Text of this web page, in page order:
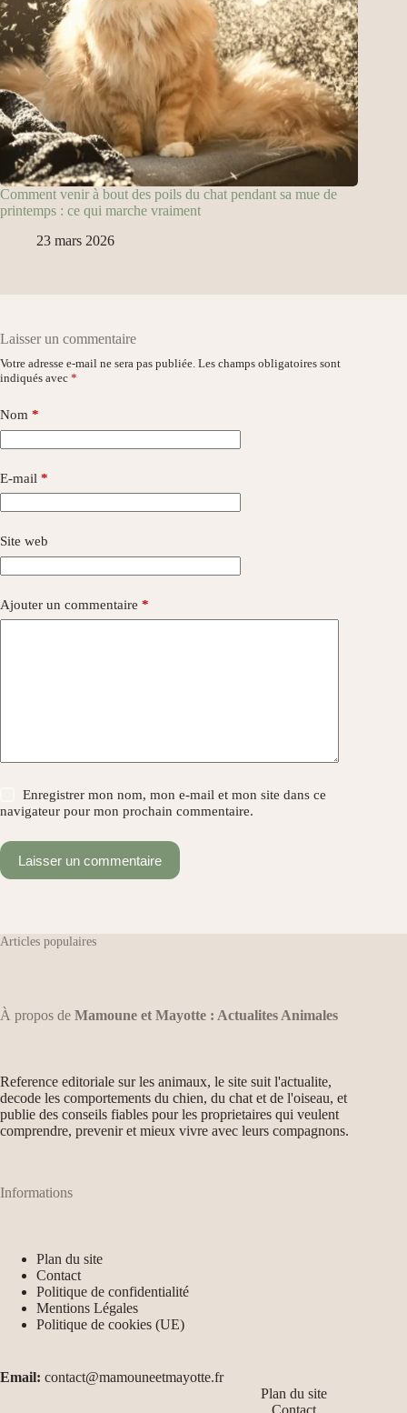
Comment venir à bout des poils du chat pendant sa mue de
printemps : ce qui marche vraiment
23 mars 2026
Laisser un commentaire
Votre adresse e-mail ne sera pas publiée. Les champs obligatoires sont
indiqués avec *
Nom *
E-mail *
Site web
Ajouter un commentaire *
Enregistrer mon nom, mon e-mail et mon site dans ce
navigateur pour mon prochain commentaire.
Laisser un commentaire
Articles populaires
À propos de Mamoune et Mayotte : Actualites Animales
Reference editoriale sur les animaux, le site suit l'actualite,
decode les comportements du chien, du chat et de l'oiseau, et
publie des conseils fiables pour les proprietaires qui veulent
comprendre, prevenir et mieux vivre avec leurs compagnons.
Informations
Plan du site
Contact
Politique de confidentialité
Mentions Légales
Politique de cookies (UE)
Email: contact@mamouneetmayotte.fr
Plan du site
Contact